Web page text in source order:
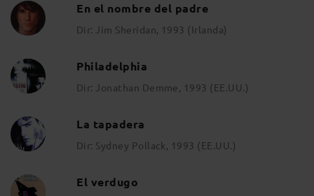
En el nombre del padre
Dir: Jim Sheridan, 1993 (Irlanda)
Philadelphia
Dir: Jonathan Demme, 1993 (EE.UU.)
La tapadera
Dir: Sydney Pollack, 1993 (EE.UU.)
El verdugo